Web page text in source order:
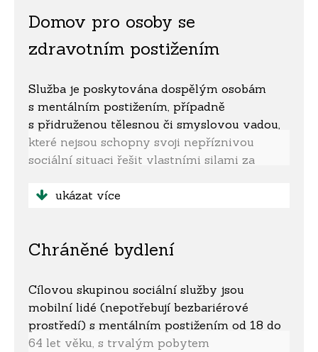
Domov pro osoby se
zdravotním postižením
Služba je poskytována dospělým osobám
s mentálním postižením, případně
s přidruženou tělesnou či smyslovou vadou,
které nejsou schopny svoji nepříznivou
sociální situaci řešit vlastními silami za
terénních služeb.
• osoby, jejichž zdravotní stav vyžaduje
• osoby s akutní infekční nemocí
• osoby, které by v důsledku duševní poruchy
závažným způsobem narušovaly kolektivní
soužití
ukázat více
Chráněné bydlení
Cílovou skupinou sociální služby jsou
mobilní lidé (nepotřebují bezbariérové
prostředí) s mentálním postižením od 18 do
64 let věku, s trvalým pobytem